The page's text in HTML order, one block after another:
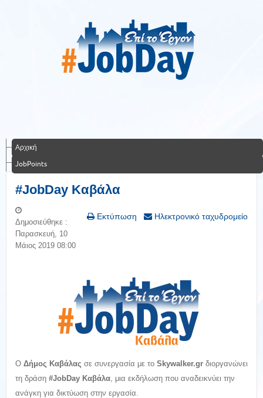
Αρχική
JobPoints
#JobDay Καβάλα
Εκτύπωση Ηλεκτρονικό ταχυδρομείο
Δημοσιεύθηκε :
Παρασκευή, 10
Μάιος 2019 08:00
Ο Δήμος Καβάλας σε συνεργασία με το Skywalker.gr διοργανώνει
τη δράση #JobDay Καβάλα, μια εκδήλωση που αναδεικνύει την
ανάγκη για δικτύωση στην εργασία.